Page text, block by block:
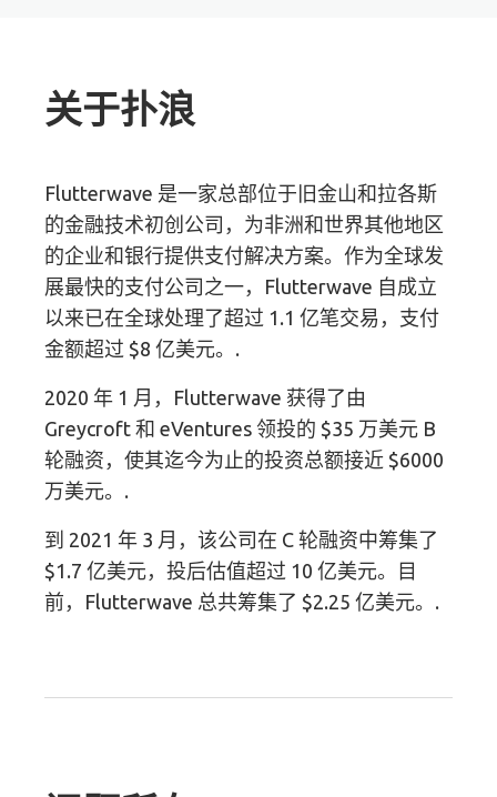
关于扑浪
Flutterwave 是一家总部位于旧金山和拉各斯
的金融技术初创公司，为非洲和世界其他地区
的企业和银行提供支付解决方案。作为全球发
展最快的支付公司之一，Flutterwave 自成立
以来已在全球处理了超过 1.1 亿笔交易，支付
金额超过 $8 亿美元。.
2020 年 1 月，Flutterwave 获得了由
Greycroft 和 eVentures 领投的 $35 万美元 B
轮融资，使其迄今为止的投资总额接近 $6000
万美元。.
到 2021 年 3 月，该公司在 C 轮融资中筹集了
$1.7 亿美元，投后估值超过 10 亿美元。目
前，Flutterwave 总共筹集了 $2.25 亿美元。.